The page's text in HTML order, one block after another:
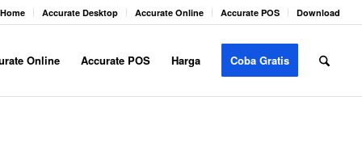
Home Accurate Desktop Accurate Online Accurate POS Download
Online Accurate POS Harga Coba Gratis